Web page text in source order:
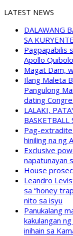
LATEST NEWS
DALAWANG
SA
Pagpapabilis
Apollo
Magat Dam,
Ilang Maleta
Pangulong
dating
LALAKI,
BASKETBALL
Pag-extradite
hiniling na ng
Exclusive
napatunayan
House
Leandro
sa “honey
nito sa isyu
Panukalang
kakulangan
inihain sa